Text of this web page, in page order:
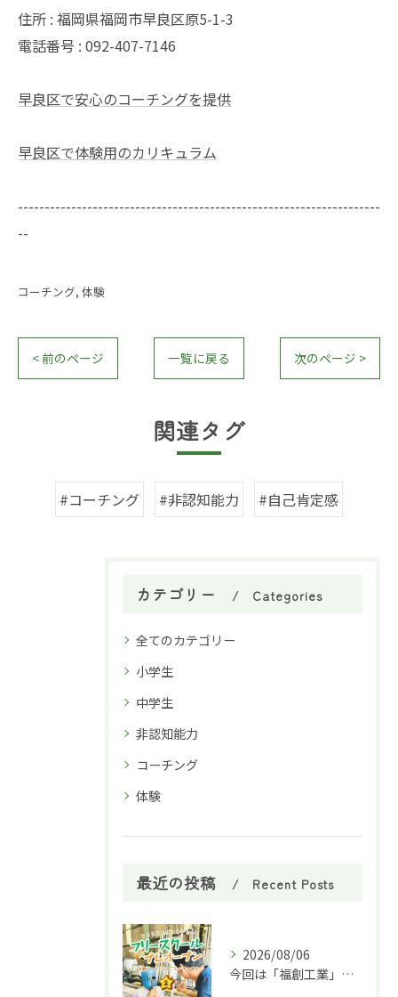
住所 : 福岡県福岡市早良区原5-1-3
電話番号 : 092-407-7146
早良区で安心のコーチングを提供
早良区で体験用のカリキュラム
--------------------------------------------------------------------
--
コーチング 体験
< 前のページ 一覧に戻る 次のページ >
関連タグ
#コーチング #非認知能力 #自己肯定感
カテゴリー Categories
全てのカテゴリー
小学生
中学生
非認知能力
コーチング
体験
最近の投稿 Recent Posts
2026/08/06
今回は「福創工業」様へ企業訪問に行ってきました！🏭✨